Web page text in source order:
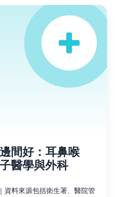
間好：耳鼻喉
醫學與外科
資料來源包括衛生署、醫院管